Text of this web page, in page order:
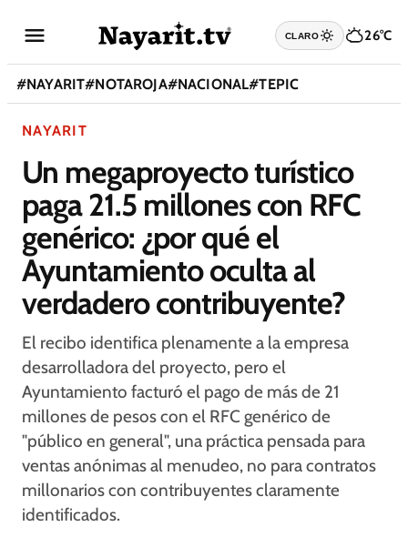
CLARO 26°C
#NAYARIT#NOTAROJA#NACIONAL#TEPIC
NAYARIT
Un megaproyecto turístico
paga 21.5 millones con RFC
genérico: ¿por qué el
Ayuntamiento oculta al
verdadero contribuyente?
El recibo identifica plenamente a la empresa
desarrolladora del proyecto, pero el
Ayuntamiento facturó el pago de más de 21
millones de pesos con el RFC genérico de
"público en general", una práctica pensada para
ventas anónimas al menudeo, no para contratos
millonarios con contribuyentes claramente
identificados.